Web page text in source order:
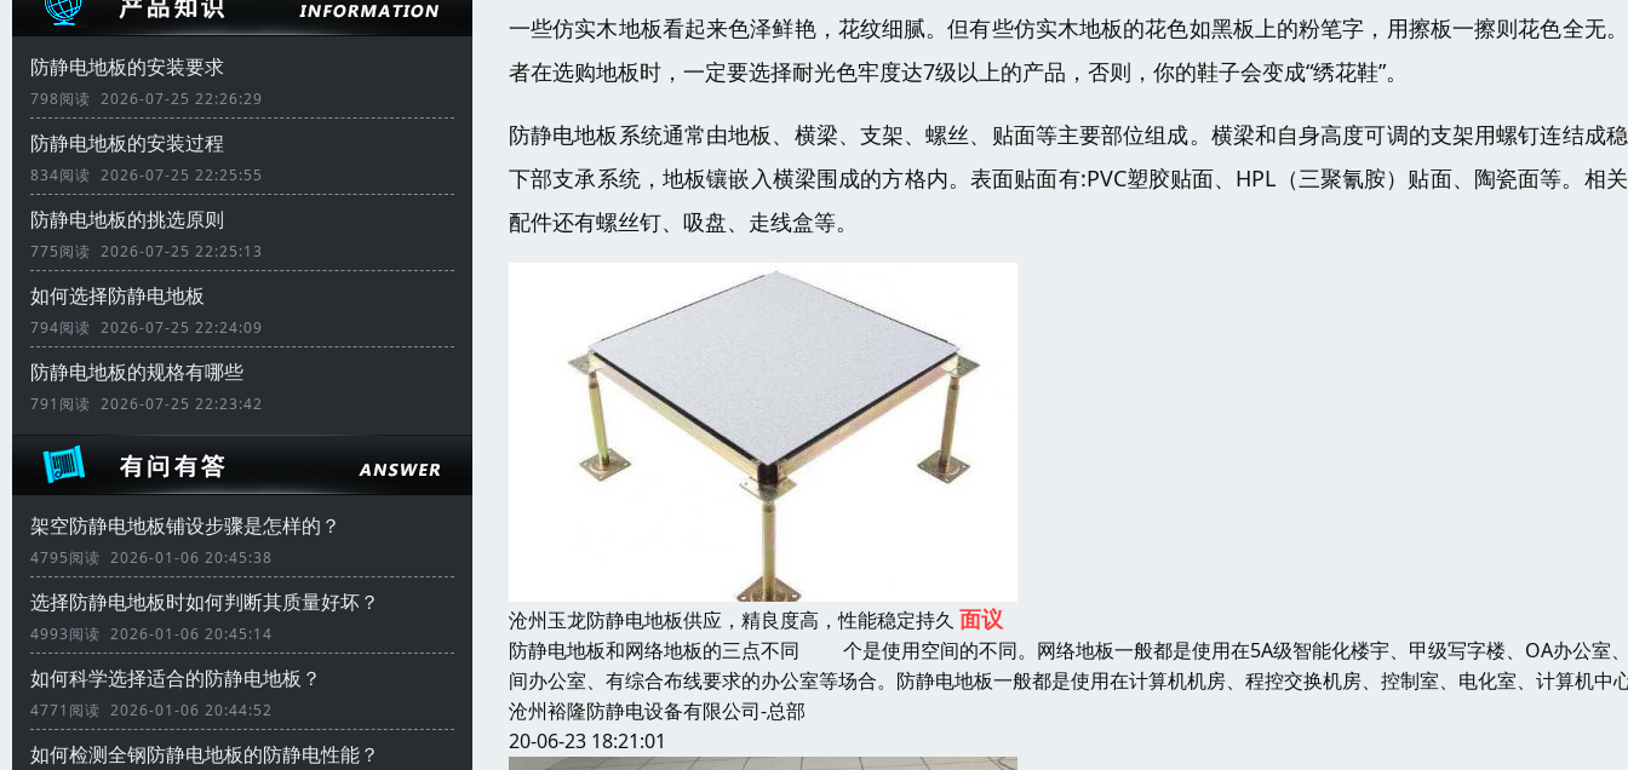
防静电地板的安装要求
798阅读 2026-07-25 22:26:29
防静电地板的安装过程
834阅读 2026-07-25 22:25:55
防静电地板的挑选原则
775阅读 2026-07-25 22:25:13
如何选择防静电地板
794阅读 2026-07-25 22:24:09
防静电地板的规格有哪些
791阅读 2026-07-25 22:23:42
架空防静电地板铺设步骤是怎样的？
4795阅读 2026-01-06 20:45:38
选择防静电地板时如何判断其质量好坏？
4993阅读 2026-01-06 20:45:14
如何科学选择适合的防静电地板？
4771阅读 2026-01-06 20:44:52
如何检测全钢防静电地板的防静电性能？
一些仿实木地板看起来色泽鲜艳，花纹细腻。但有些仿实木地板的花色如黑板上的粉笔字，用擦板一擦则花色全无
者在选购地板时，一定要选择耐光色牢度达7级以上的产品，否则，你的鞋子会变成“绣花鞋”。
防静电地板系统通常由地板、横梁、支架、螺丝、贴面等主要部位组成。横梁和自身高度可调的支架用螺钉连结成
下部支承系统，地板镶嵌入横梁围成的方格内。表面贴面有:PVC塑胶贴面、HPL（三聚氰胺）贴面、陶瓷面等。相
配件还有螺丝钉、吸盘、走线盒等。
沧州玉龙防静电地板供应，精良度高，性能稳定持久 面议
防静电地板和网络地板的三点不同 个是使用空间的不同。网络地板一般都是使用在5A级智能化楼宇、甲级写字楼、OA办公室
间办公室、有综合布线要求的办公室等场合。防静电地板一般都是使用在计算机机房、程控交换机房、控制室、电化室、计算机中
沧州裕隆防静电设备有限公司-总部
20-06-23 18:21:01